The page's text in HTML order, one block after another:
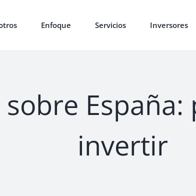
Enfoque Servicios Inversores
invertir